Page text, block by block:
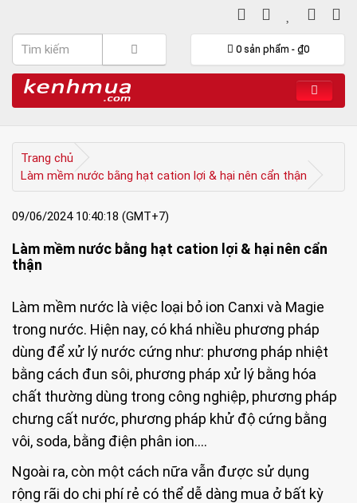
0 sản phẩm - ₫0
Trang chủ
Làm mềm nước bằng hạt cation lợi & hại nên cẩn thận
09/06/2024 10:40:18 (GMT+7)
Làm mềm nước bằng hạt cation lợi & hại nên cẩn
thận
Làm mềm nước là việc loại bỏ ion Canxi và Magie
trong nước. Hiện nay, có khá nhiều phương pháp
dùng để xử lý nước cứng như: phương pháp nhiệt
bằng cách đun sôi, phương pháp xử lý bằng hóa
chất thường dùng trong công nghiệp, phương pháp
chưng cất nước, phương pháp khử độ cứng bằng
vôi, soda, bằng điện phân ion....
Ngoài ra, còn một cách nữa vẫn được sử dụng
rộng rãi do chi phí rẻ có thể dễ dàng mua ở bất kỳ